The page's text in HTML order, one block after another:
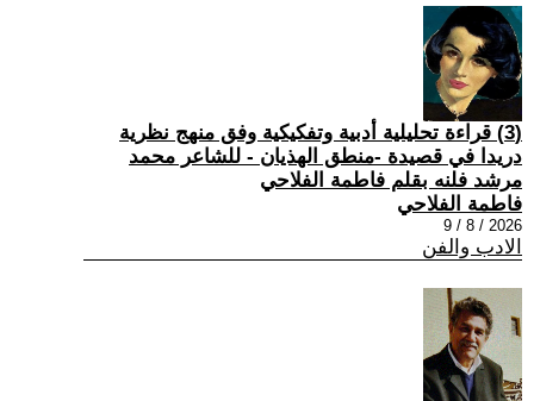
(3) قراءة تحليلية أدبية وتفكيكية وفق منهج نظرية
دريدا في قصيدة -منطق الهذيان - للشاعر محمد
مرشد فلنه بقلم فاطمة الفلاحي
فاطمة الفلاحي
2026 / 8 / 9
الادب والفن